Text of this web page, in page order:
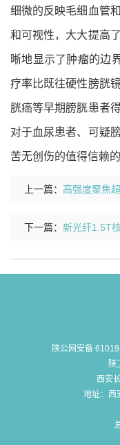
细微的反映毛细血管
和可视性，大大提高
晰地显示了肿瘤的边
疗率比既往硬性膀胱
胱癌等早期膀胱患者
对于血尿患者、可疑
苦无创伤的值得信赖的
上一篇： 高强度聚焦
下一篇： 新光纤1.5T
陕公网安备
陕
西安
地址：西